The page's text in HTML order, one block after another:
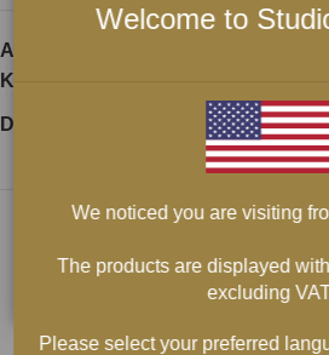
Artikelnr:
Kategorier:
Dela:
Welcome to
We noticed you are visiting
The products are displayed
excluding
Please select your preferred